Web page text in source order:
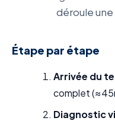
déroule
Étape par étape
Arrivée du
complet
Diagnostic